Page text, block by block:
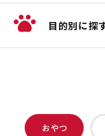
目的別に探
おやつ